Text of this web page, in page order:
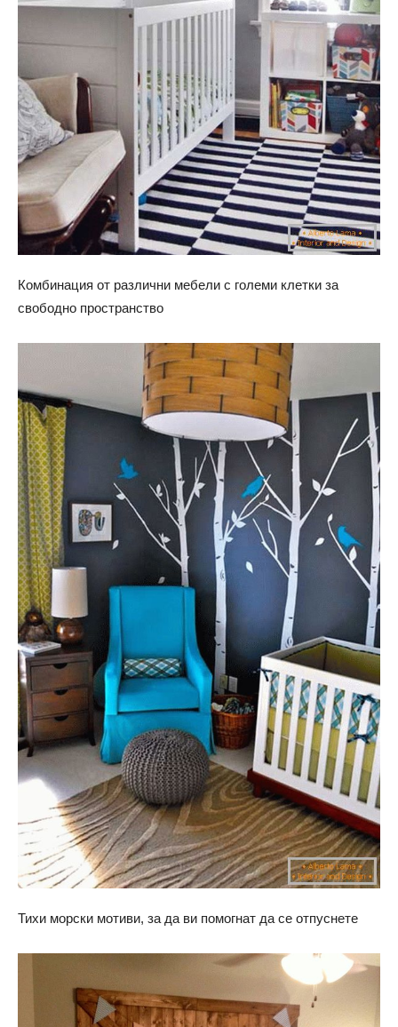
Комбинация от различни мебели с големи клетки за
свободно пространство
Тихи морски мотиви, за да ви помогнат да се отпуснете